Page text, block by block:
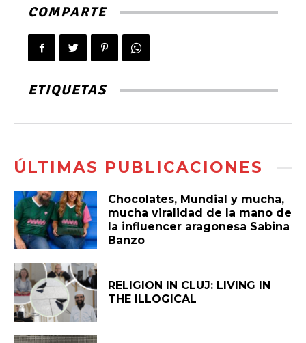
COMPARTE
ETIQUETAS
ÚLTIMAS PUBLICACIONES
Chocolates, Mundial y mucha,
mucha viralidad de la mano de
la influencer aragonesa Sabina
Banzo
RELIGION IN CLUJ: LIVING IN
THE ILLOGICAL